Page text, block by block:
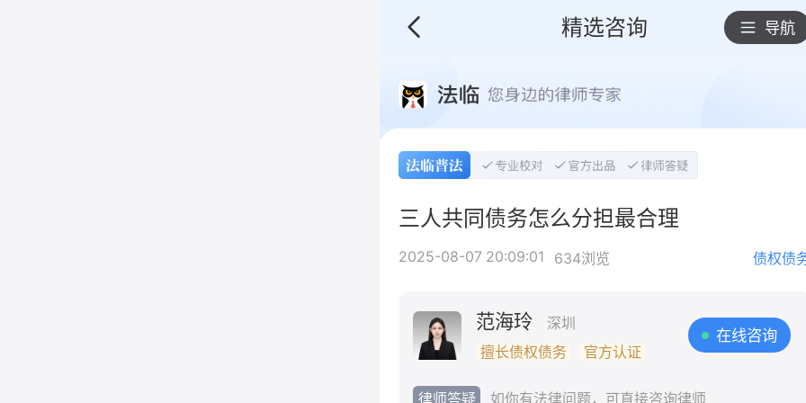
精选咨询 导航
三人共同债务怎么分担最合理
2025-08-07 20:09:01 634浏览 债权债
范海玲
深圳
擅长债权债务
官方认证
在线咨询
律师答疑 如你有法律问题，可直接咨询律师